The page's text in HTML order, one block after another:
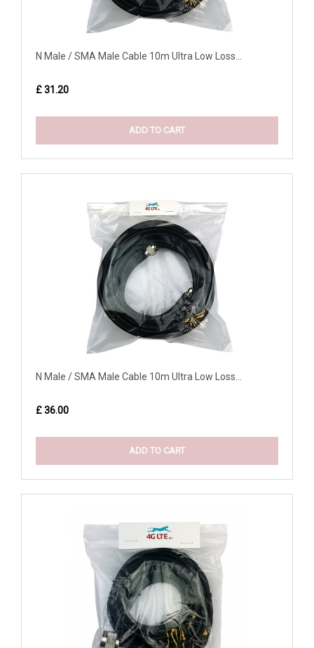
N Male / SMA Male Cable 10m Ultra Low Loss...
£ 31.20
ADD TO CART
N Male / SMA Male Cable 10m Ultra Low Loss...
£ 36.00
ADD TO CART